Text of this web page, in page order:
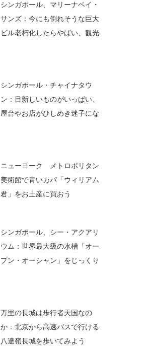
シンガポール、マリーナベイ・
サンズ：今にも倒れそうな巨大
ビル老朽化したらやばい、観光
シンガポール・チャイナタウ
ン：目新しいものがいっぱい、
屋台やお店がひしめき迷子にな
ニューヨーク メトロポリタン
美術館で青いカバ「ウィリアム
君」をお土産に買おう
シンガポール、シー・アクアリ
ウム：世界最大級の水槽「オー
プン・オーシャン」をじっくり
万里の長城は歩行者天国なの
か：北京から高速バスで行ける
八達嶺長城を歩いてみよう